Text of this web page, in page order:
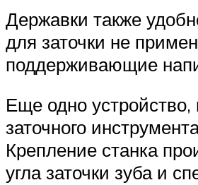
Державки также
для заточки не
поддерживающие
Еще одно устройство,
заточного
Крепление станка
угла заточки зуба и